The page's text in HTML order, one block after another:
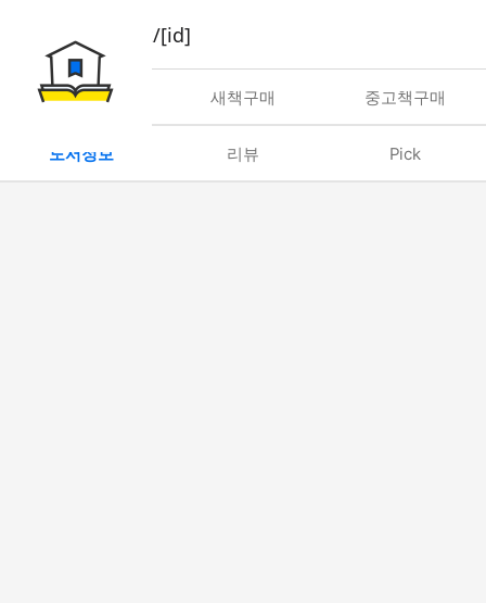
book/rent/[id]
대여 새책구매 중고책구매
도서정보 리뷰 Pick